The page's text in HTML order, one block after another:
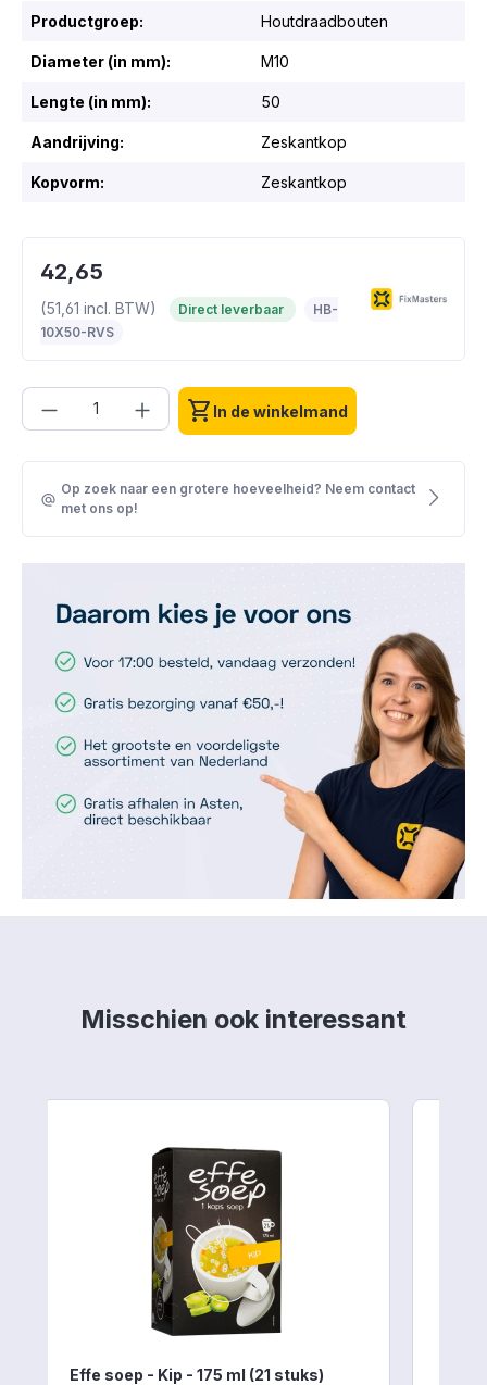
Productgroep: Houtdraadbouten
Diameter (in mm): M10
Lengte (in mm): 50
Aandrijving: Zeskantkop
Kopvorm: Zeskantkop
42,65
(51,61 incl. BTW) Direct leverbaar
HB-
10X50-RVS
Producthoeveelheid: Voer de
shopping_cart In de winkelmand
Op zoek naar een grotere hoeveelheid? Neem contact
met ons op!
Productgalerij overslaan
Misschien ook interessant
Effe soep - Kip - 175 ml (21 stuks)